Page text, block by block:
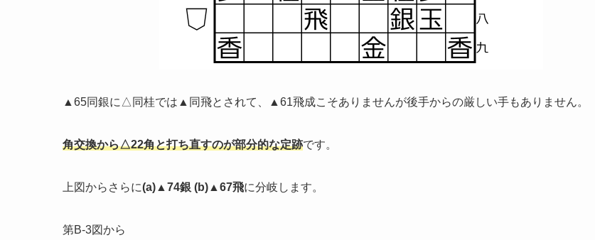
▲65同銀に△同桂では▲同飛とされて、▲61飛成こそありませんが後手からの厳しい手もありません。
角交換から△22角と打ち直すのが部分的な定跡です。
上図からさらに(a)▲74銀 (b)▲67飛に分岐します。
第B-3図から